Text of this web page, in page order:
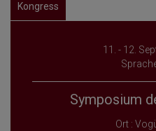
Kongress
11. - 12.
Symposium
Ort :